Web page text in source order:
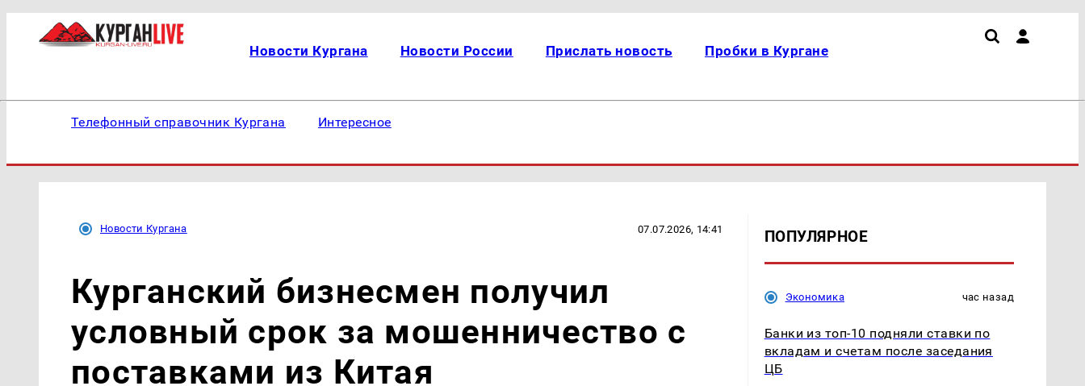
Новости Кургана Новости России Прислать новость Пробки в Кургане
Телефонный справочник Кургана Интересное
Новости Кургана 07.07.2026, 14:41
Курганский бизнесмен получил
условный срок за мошенничество с
поставками из Китая
ПОПУЛЯРНОЕ
Экономика час назад
Банки из топ-10 подняли ставки по
вкладам и счетам после заседания
ЦБ